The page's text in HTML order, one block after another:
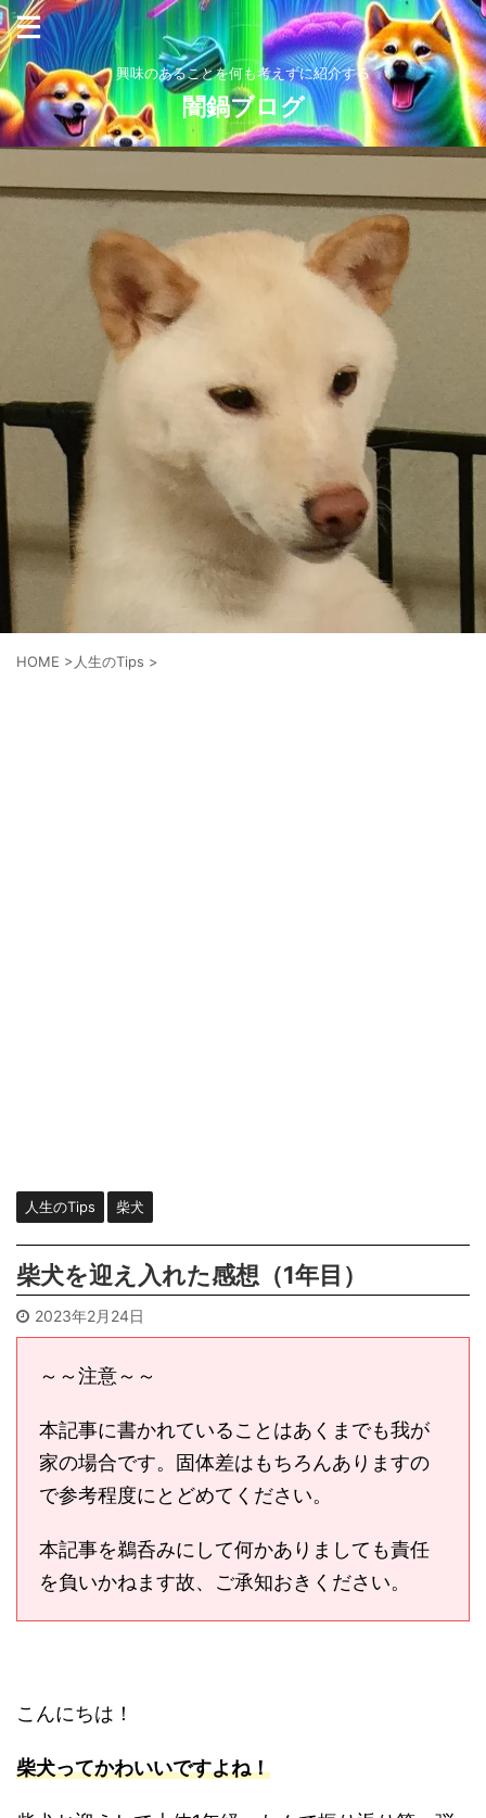
興味のあることを何も考えずに紹介する
闇鍋ブログ
HOME > 人生のTips >
人生のTips 柴犬
柴犬を迎え入れた感想（1年目）
2023年2月24日
～～注意～～
本記事に書かれていることはあくまでも我が
家の場合です。固体差はもちろんありますの
で参考程度にとどめてください。
本記事を鵜呑みにして何かありましても責任
を負いかねます故、ご承知おきください。
こんにちは！
柴犬ってかわいいですよね！